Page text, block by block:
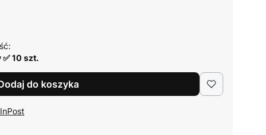
10 szt.
do koszyka